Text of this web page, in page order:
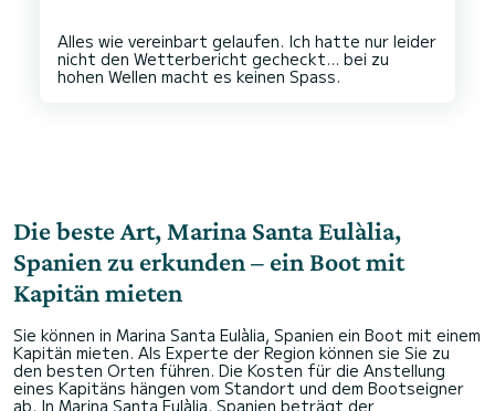
Alles wie vereinbart gelaufen. Ich hatte nur leider
nicht den Wetterbericht gecheckt… bei zu
Die beste Art, Marina Santa Eulàlia,
Spanien zu erkunden – ein Boot mit
Kapitän mieten
Sie können in Marina Santa Eulàlia, Spanien ein Boot mit einem
Kapitän mieten. Als Experte der Region können sie Sie zu
den besten Orten führen. Die Kosten für die Anstellung
eines Kapitäns hängen vom Standort und dem Bootseigner
ab. In Marina Santa Eulàlia, Spanien beträgt der